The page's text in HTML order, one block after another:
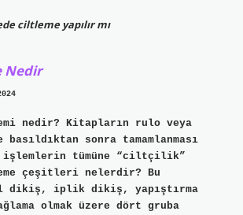
ciltleme yapılır mı
Nedir
nedir? Kitapların rulo veya
sonra tamamlanması
işlemlerin tümüne “ciltçilik”
çeşitleri nelerdir? Bu
dikiş, iplik dikiş, yapıştırma
olmak üzere dört gruba